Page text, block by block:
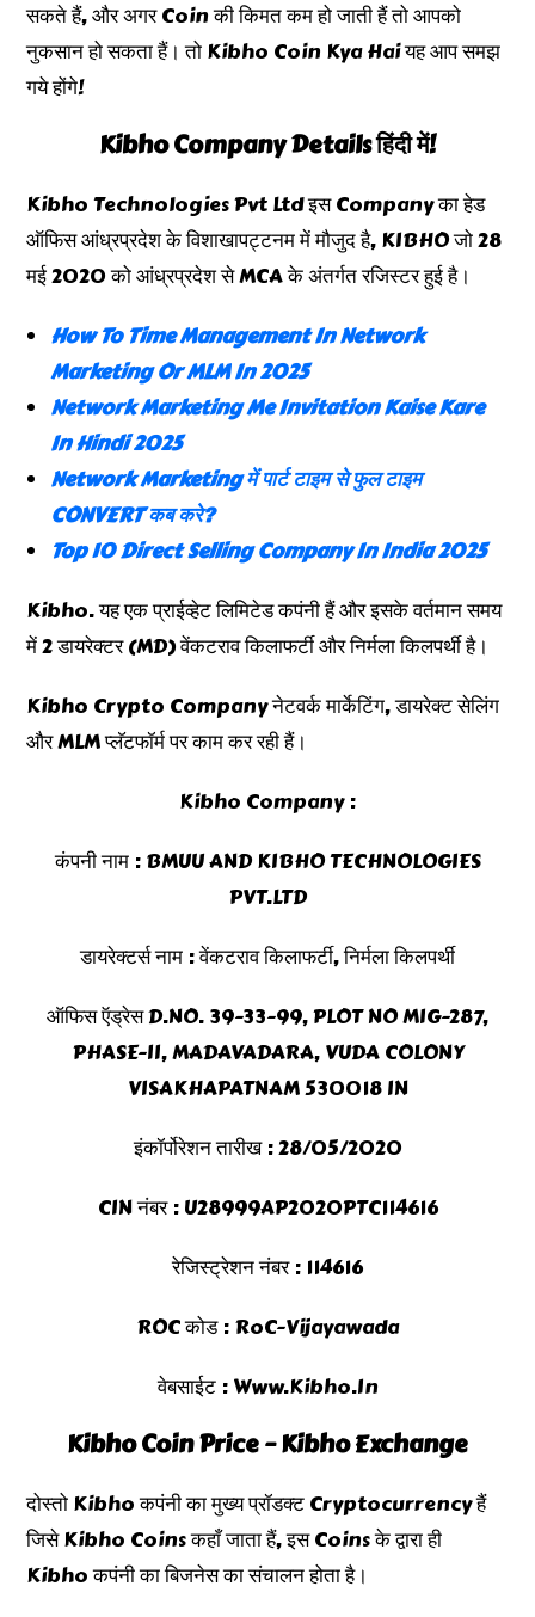
सकते हैं, और अगर Coin की किमत कम हो जाती हैं तो आपको
नुकसान हो सकता हैं। तो Kibho Coin Kya Hai यह आप समझ
गये होंगे!
Kibho Company Details हिंदी में!
Kibho Technologies Pvt Ltd इस Company का हेड
ऑफिस आंध्रप्रदेश के विशाखापट्टनम में मौजुद है, KIBHO जो 28
मई 2020 को आंध्रप्रदेश से MCA के अंतर्गत रजिस्टर हुई है।
How To Time Management In Network
Marketing Or MLM In 2025
Network Marketing Me Invitation Kaise Kare
In Hindi 2025
Network Marketing में पार्ट टाइम से फुल टाइम
CONVERT कब करे?
Top 10 Direct Selling Company In India 2025
Kibho. यह एक प्राईव्हेट लिमिटेड कपंनी हैं और इसके वर्तमान समय
में 2 डायरेक्टर (MD) वेंकटराव किलाफर्टी और निर्मला किलपर्थी है।
Kibho Crypto Company नेटवर्क मार्केटिंग, डायरेक्ट सेलिंग
और MLM प्लॅटफॉर्म पर काम कर रही हैं।
Kibho Company :
कंपनी नाम : BMUU AND KIBHO TECHNOLOGIES
PVT.LTD
डायरेक्टर्स नाम : वेंकटराव किलाफर्टी, निर्मला किलपर्थी
ऑफिस ऍड्रेस D.NO. 39-33-99, PLOT NO MIG-287,
PHASE-II, MADAVADARA, VUDA COLONY
VISAKHAPATNAM 530018 IN
इंकॉर्पोरेशन तारीख : 28/05/2020
CIN नंबर : U28999AP2020PTC114616
रेजिस्ट्रेशन नंबर : 114616
ROC कोड : RoC-Vijayawada
वेबसाईट : Www.kibho.in
Kibho Coin Price – Kibho Exchange
दोस्तो Kibho कपंनी का मुख्य प्रॉडक्ट Cryptocurrency हैं
जिसे Kibho Coins कहाँ जाता हैं, इस Coins के द्वारा ही
Kibho कपंनी का बिजनेस का संचालन होता है।